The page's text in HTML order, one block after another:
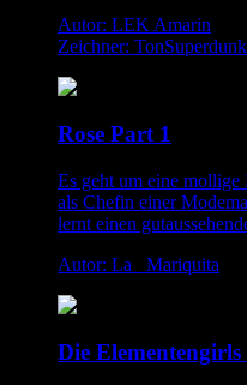
Autor: LEK Amarin
Zeichner:
Rose Part 1
Es geht um eine mollige
als Chefin einer
lernt einen
Autor: La _Mariquita
Die